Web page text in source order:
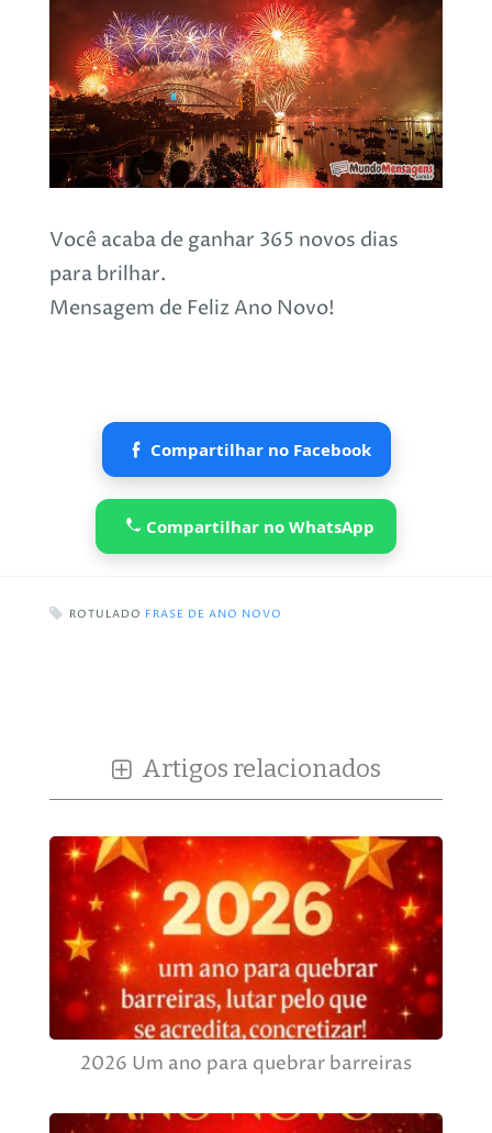
Você acaba de ganhar 365 novos dias
para brilhar.
Mensagem de Feliz Ano Novo!
Compartilhar no Facebook
Compartilhar no WhatsApp
ROTULADO FRASE DE ANO NOVO
Artigos relacionados
2026 Um ano para quebrar barreiras